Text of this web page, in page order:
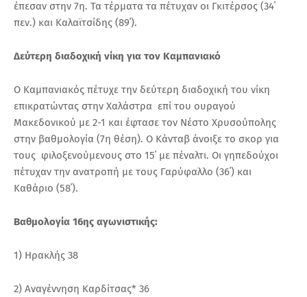
έπεσαν στην 7η. Τα τέρματα τα πέτυχαν οι Γκιτέρσος (34΄
πεν.) και Καλαϊτσίδης (89΄).
Δεύτερη διαδοχική νίκη για τον Καμπανιακό
Ο Καμπανιακός πέτυχε την δεύτερη διαδοχική του νίκη
επικρατώντας στην Χαλάστρα επί του ουραγού
Μακεδονικού με 2-1 και έφτασε τον Νέστο Χρυσούπολης
στην βαθμολογία (7η θέση). Ο Κάνταβ άνοιξε το σκορ για
τους φιλοξενούμενους στο 15΄ με πέναλτι. Οι γηπεδούχοι
πέτυχαν την ανατροπή με τους Γαρύφαλλο (36΄) και
Καθάριο (58΄).
Βαθμολογία 16ης αγωνιστικής:
1) Ηρακλής 38
2) Αναγέννηση Καρδίτσας* 36